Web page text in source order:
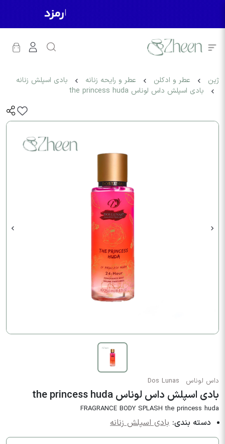
ژین عطر و ادکلن عطر و رایحه زنانه
بادی اسپلش زنانه
بادی اسپلش داس لوناس the princess huda
داس لوناس Dos Lunas
بادی اسپلش داس لوناس the princess huda
FRAGRANCE BODY SPLASH the princess huda
دسته بندی: بادی اسپلش زنانه